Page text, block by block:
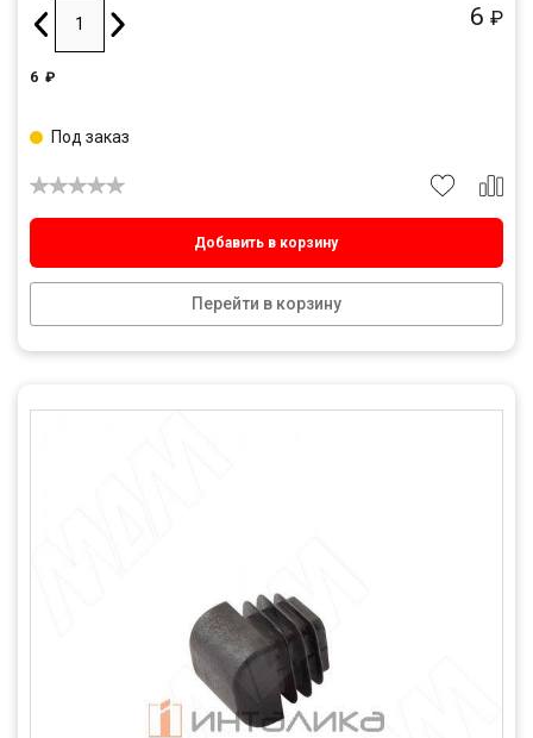
6 ₽
6 ₽
Добавить в корзину
Перейти в корзину
Под заказ